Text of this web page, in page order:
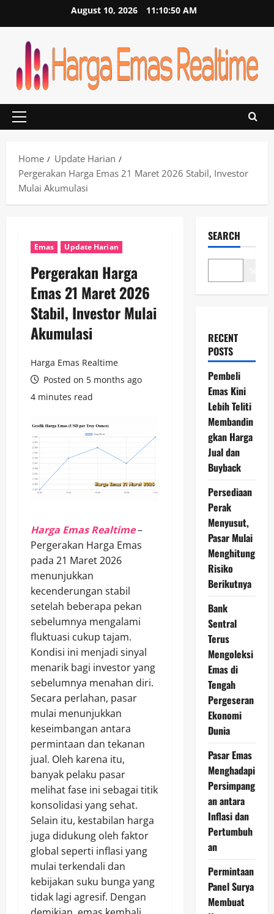
August 10, 2026 11:10:50 AM
Primary
Home
Update Harian
Pergerakan Harga Emas 21 Maret 2026 Stabil, Investor
Mulai Akumulasi
Emas Update Harian
Pergerakan Harga
Emas 21 Maret 2026
Stabil, Investor Mulai
Akumulasi
Harga Emas Realtime
Posted on 5 months ago
4 minutes read
Harga Emas Realtime–
Pergerakan Harga Emas
pada 21 Maret 2026
menunjukkan
kecenderungan stabil
setelah beberapa pekan
sebelumnya mengalami
fluktuasi cukup tajam.
Kondisi ini menjadi sinyal
menarik bagi investor yang
sebelumnya menahan diri.
Secara perlahan, pasar
mulai menunjukkan
keseimbangan antara
permintaan dan tekanan
jual. Oleh karena itu,
banyak pelaku pasar
melihat fase ini sebagai titik
konsolidasi yang sehat.
Selain itu, kestabilan harga
juga didukung oleh faktor
global seperti inflasi yang
mulai terkendali dan
kebijakan suku bunga yang
tidak lagi agresif. Dengan
SEARCH
RECENT
POSTS
Pembeli
Emas Kini
Lebih Teliti
Membandin
gkan Harga
Jual dan
Buyback
Persediaan
Perak
Menyusut,
Pasar Mulai
Menghitung
Risiko
Berikutnya
Bank
Sentral
Terus
Mengoleksi
Emas di
Tengah
Pergeseran
Ekonomi
Dunia
Pasar Emas
Menghadapi
Persimpang
an antara
Inflasi dan
Pertumbuh
an
Permintaan
Panel Surya
Membuat